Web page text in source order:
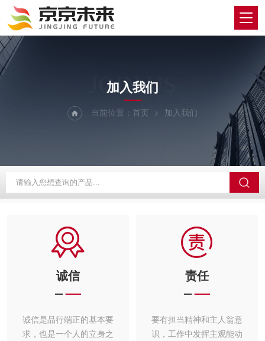
JOIN US
加入我们
当前位置： 首页 加入我们
诚信
诚信是品行端正的基本要
求，也是一个人的立身之
责任
要有担当精神和主人翁意
识，工作中发挥主观能动